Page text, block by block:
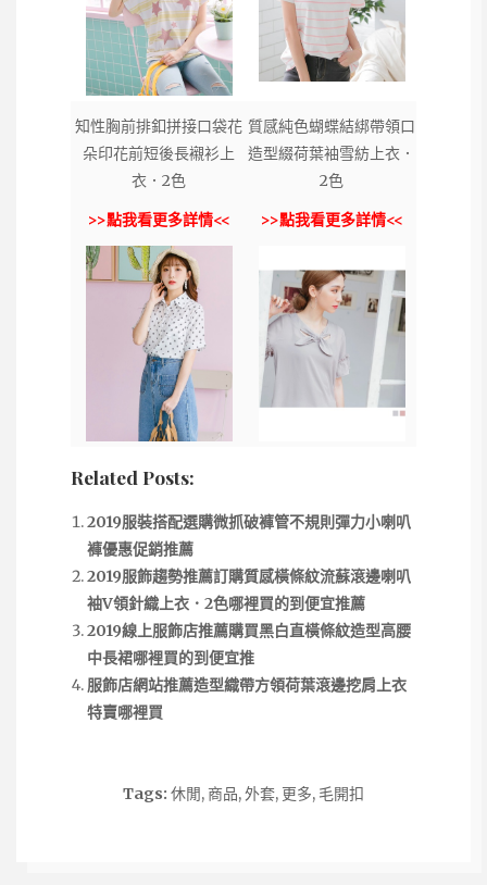
知性胸前排釦拼接口袋花
朵印花前短後長襯衫上
衣．2色
>>點我看更多詳情<<
質感純色蝴蝶結綁帶領口
造型綴荷葉袖雪紡上衣．
2色
>>點我看更多詳情<<
Related Posts:
2019服裝搭配選購微抓破褲管不規則彈力小喇叭
褲優惠促銷推薦
2019服飾趨勢推薦訂購質感橫條紋流蘇滾邊喇叭
袖V領針織上衣．2色哪裡買的到便宜推薦
2019線上服飾店推薦購買黑白直橫條紋造型高腰
中長裙哪裡買的到便宜推
服飾店網站推薦造型織帶方領荷葉滾邊挖肩上衣
特賣哪裡買
Tags: 休閒, 商品,外套, 更多, 毛開扣